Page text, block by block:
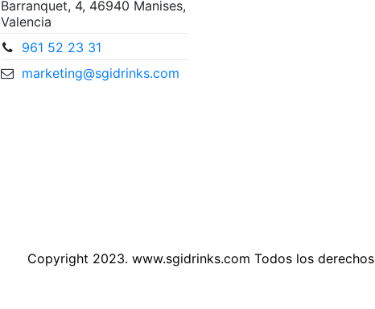
Barranquet, 4, 46940 Manises,
Valencia
961 52 23 31
marketing@sgidrinks.com
Copyright 2023. www.sgidrinks.com Todos los